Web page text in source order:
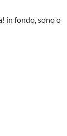
in fondo, sono o